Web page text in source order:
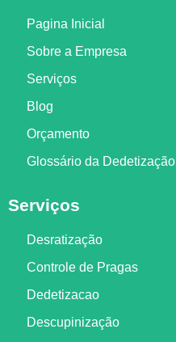
Pagina Inicial
Sobre a Empresa
Serviços
Blog
Orçamento
Glossário da Dedetização
Serviços
Desratização
Controle de Pragas
Dedetizacao
Descupinização